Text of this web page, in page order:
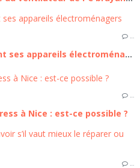
…
Sauver la planète en réparant ses appareils électroménagers
…
à Nice : est-ce possible ?
…